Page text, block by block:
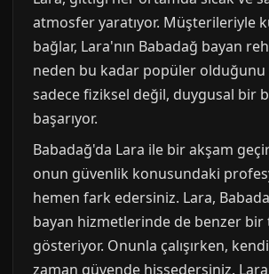
atmosfer yaratıyor. Müşterileriyle
bağlar, Lara'nın Babadağ bayan
neden bu kadar popüler olduğunu
sadece fiziksel değil, duygusal bir
başarıyor.
Babadağ'da Lara ile bir akşam
onun güvenlik konusundaki
hemen fark edersiniz. Lara,
bayan hizmetlerinde de benzer bir
gösteriyor. Onunla çalışırken,
zaman güvende hissedersiniz.